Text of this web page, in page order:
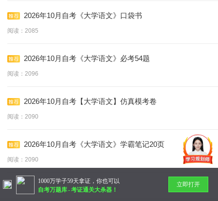
2026年10月自考《大学语文》口袋书
阅读：2085
2026年10月自考《大学语文》必考54题
阅读：2096
2026年10月自考【大学语文】仿真模考卷
阅读：2090
2026年10月自考《大学语文》学霸笔记20页
阅读：2090
暂无更多
1000万学子59天拿证，你也可以
自考万题库-考证通关大杀器！
立即打开